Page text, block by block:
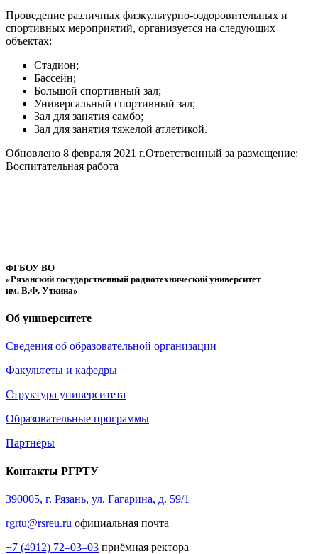
Проведение различных физкультурно-оздоровительных и
спортивных мероприятий, организуется на следующих
объектах:
Стадион;
Бассейн;
Большой спортивный зал;
Универсальный спортивный зал;
Зал для занятия самбо;
Зал для занятия тяжелой атлетикой.
Обновлено 8 февраля 2021 г.Ответственный за размещение:
Воспитательная работа
ФГБОУ ВО
«Рязанский государственный радиотехнический университет
им. В.Ф. Уткина»
Об университете
Сведения об образовательной организации
Факультеты и кафедры
Структура университета
Образовательные программы
Партнёры
Контакты РГРТУ
390005, г. Рязань, ул. Гагарина, д. 59/1
rgrtu@rsreu.ru официальная почта
+7 (4912) 72–03–03 приёмная ректора